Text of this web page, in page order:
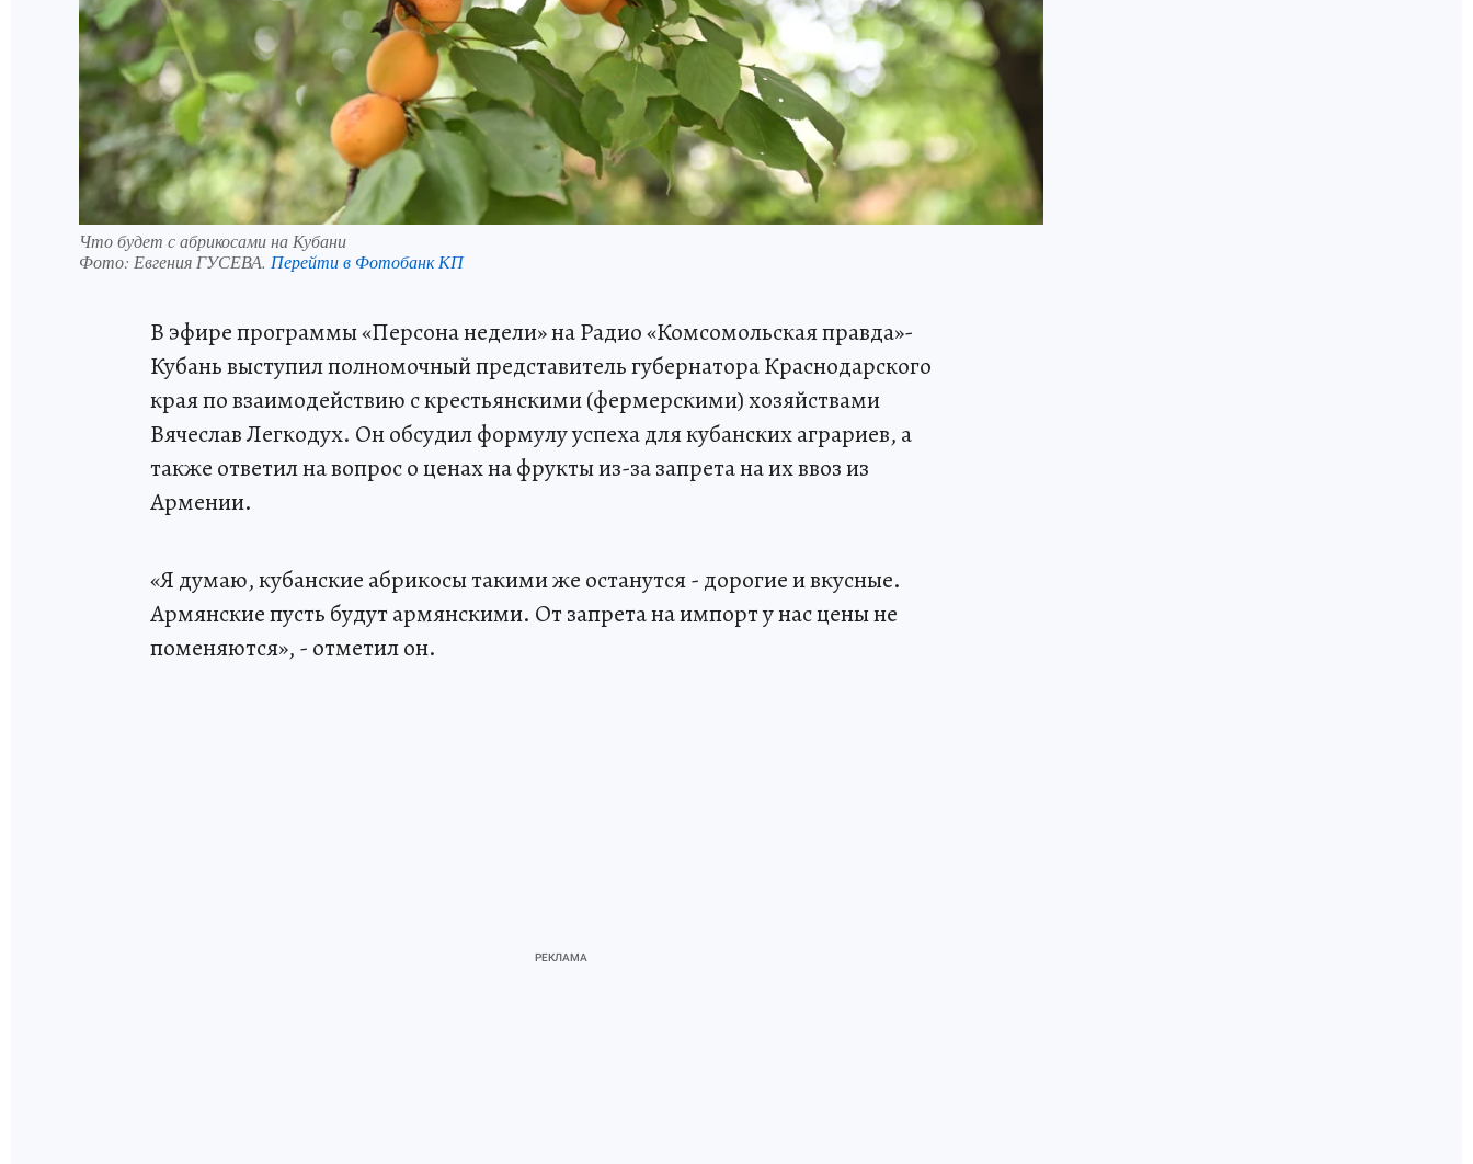
Что будет с абрикосами на Кубани
Фото: Евгения ГУСЕВА. Перейти в Фотобанк КП
В эфире программы «Персона недели» на Радио «Комсомольская правда»-
Кубань выступил полномочный представитель губернатора Краснодарского
края по взаимодействию с крестьянскими (фермерскими) хозяйствами
Вячеслав Легкодух. Он обсудил формулу успеха для кубанских аграриев, а
также ответил на вопрос о ценах на фрукты из-за запрета на их ввоз из
Армении.
«Я думаю, кубанские абрикосы такими же останутся - дорогие и вкусные.
Армянские пусть будут армянскими. От запрета на импорт у нас цены не
поменяются», - отметил он.